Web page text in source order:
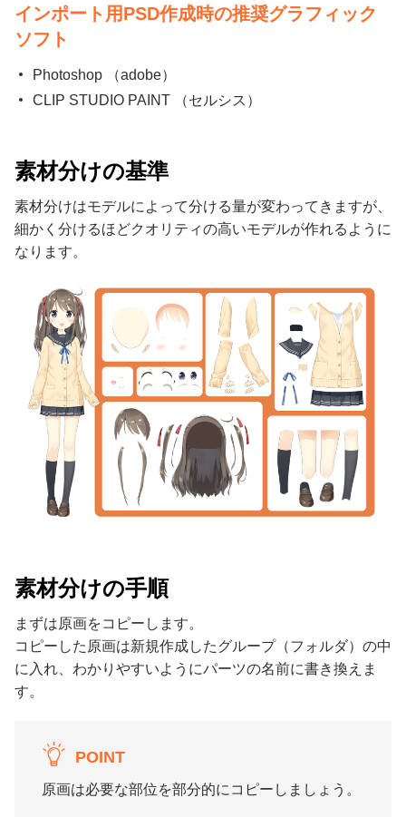
インポート用PSD作成時の推奨グラフィック
ソフト
Photoshop （adobe）
CLIP STUDIO PAINT （セルシス）
素材分けの基準
素材分けはモデルによって分ける量が変わってきますが、
細かく分けるほどクオリティの高いモデルが作れるように
なります。
素材分けの手順
まずは原画をコピーします。
コピーした原画は新規作成したグループ（フォルダ）の中
に入れ、わかりやすいようにパーツの名前に書き換えま
す。
POINT
原画は必要な部位を部分的にコピーしましょう。